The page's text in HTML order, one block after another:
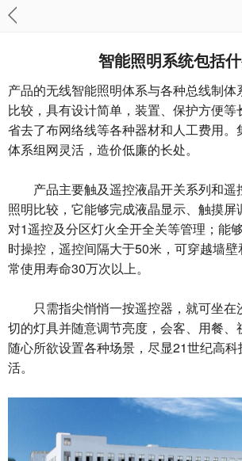
智能照明系统包括
产品的无线智能照明体系与各种总线制
比较，具有设计简单，装置、保护方便
省去了布网络线等各种器材和人工费用。
体系组网灵活，造价低廉的长处。
产品主要触及遥控液晶开关系列和遥
照明比较，它能够完成液晶显示、触摸屏
对1遥控及分区灯火全开全关等管理；能
时操控，遥控间隔大于50米，可穿越墙
常使用寿命30万次以上。
只需指尖悄悄一按遥控器，就可坐在
切的灯具并随意调节亮度，会客、用餐、
随心所欲设置各种场景，尽显21世纪高
活。